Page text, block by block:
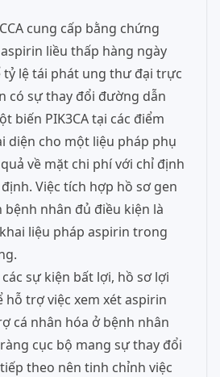
cung cấp bằng chứng
liều thấp hàng ngày
tỷ lệ tái phát ung thư đại trực
có sự thay đổi đường dẫn
biến PIK3CA tại các điểm
diện cho một liệu pháp phụ
về mặt chi phí với chỉ định
Việc tích hợp hồ sơ gen
bệnh nhân đủ điều kiện là
liệu pháp aspirin trong
sự kiện bất lợi, hồ sơ lợi
trợ việc xem xét aspirin
cá nhân hóa ở bệnh nhân
cục bộ mang sự thay đổi
theo nên tinh chỉnh việc